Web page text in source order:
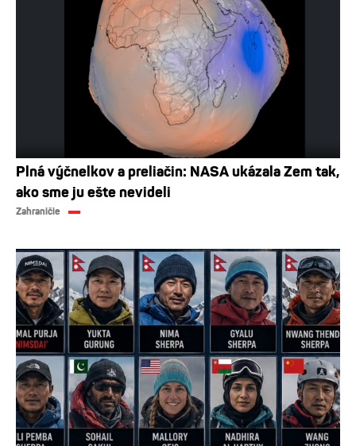
Plná výčnelkov a preliačin: NASA ukázala Zem tak,
ako sme ju ešte nevideli
Zahraničie